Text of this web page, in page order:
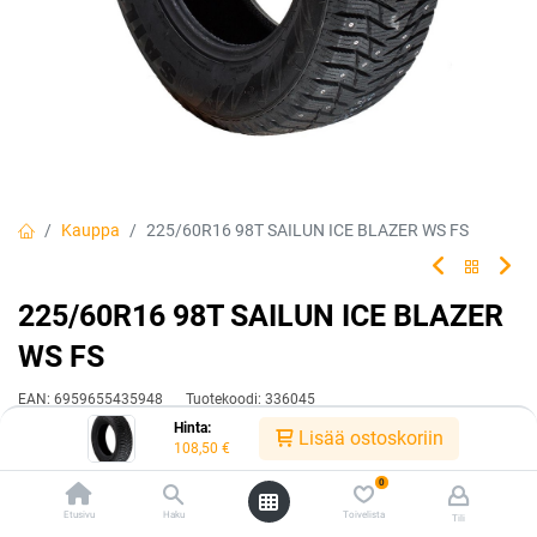
Hinta:
108,50 € Lisää ostoskoriin
Etusivu Haku
0
Toivelista Tili
Kauppa 225/60R16 98T SAILUN ICE BLAZER WS FS
225/60R16 98T SAILUN ICE BLAZER
WS FS
EAN: 6959655435948 Tuotekoodi: 336045
€ / kpl
Toimittajilla (kotimaa):
Saatavilla